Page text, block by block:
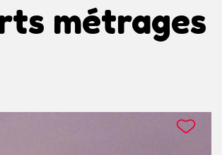
métrages